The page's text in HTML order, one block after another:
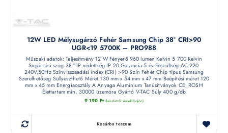
12W LED Mélysugárzó Fehér Samsung Chip 38° CRI>90
UGR<19 5700K – PRO988
Műszaki adatok: Teljesítmény 12 W Fényerő 960 lumen Kelvin 5 700 Kelvin
Sugárzási szög 38 ° IP védettség IP 20 Garancia 5 év Feszültség AC:220-
240V,50Hz Színvisszaadási index (CRI) >90 Szín Fehér Chip típus Samsung
Szerelhetőség Süllyeszthető Méret 130 mm x 54 mm x 47 mm Beépítési méret 120
mm x 45 mm Energiaosztály A Anyaga Alumínium Tanúsítványok CE, ROSH
Élettartam min. 30000 üzemóra Gyártó V-TAC Súly 400 g/db
9 190 Ft (készletről érdeklődjön)
Kosárba teszem